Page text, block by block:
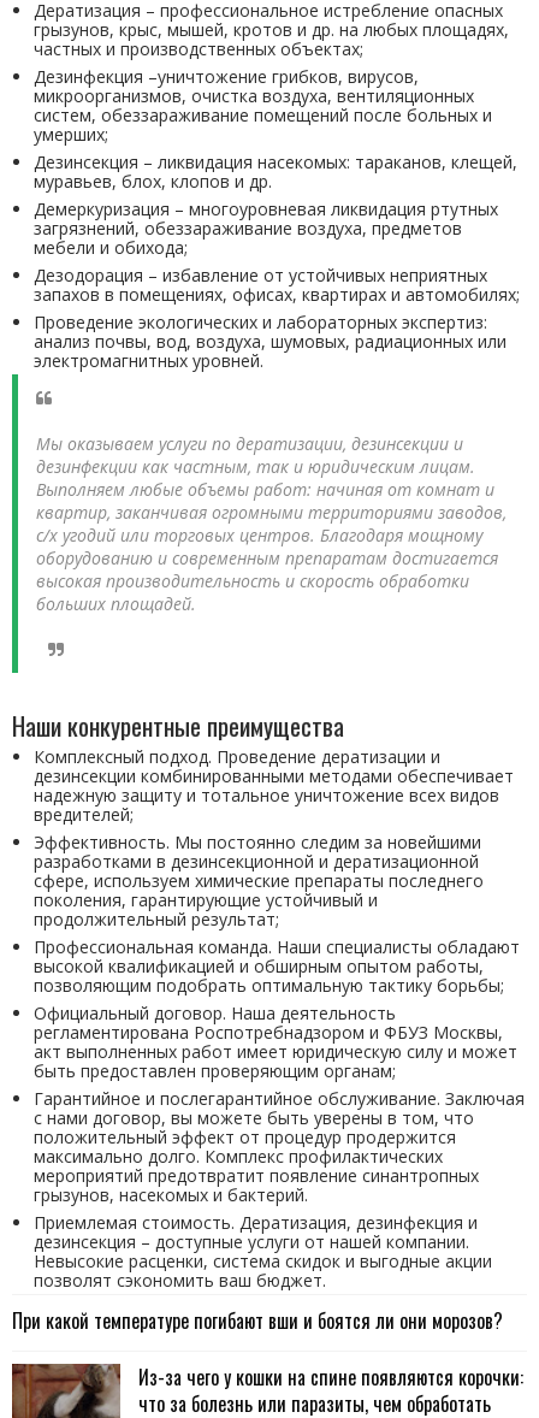
Дератизация – профессиональное истребление опасных
грызунов, крыс, мышей, кротов и др. на любых площадях,
частных и производственных объектах;
Дезинфекция –уничтожение грибков, вирусов,
микроорганизмов, очистка воздуха, вентиляционных
систем, обеззараживание помещений после больных и
умерших;
Дезинсекция – ликвидация насекомых: тараканов, клещей,
муравьев, блох, клопов и др.
Демеркуризация – многоуровневая ликвидация ртутных
загрязнений, обеззараживание воздуха, предметов
мебели и обихода;
Дезодорация – избавление от устойчивых неприятных
запахов в помещениях, офисах, квартирах и автомобилях;
Проведение экологических и лабораторных экспертиз:
анализ почвы, вод, воздуха, шумовых, радиационных или
электромагнитных уровней.
Мы оказываем услуги по дератизации, дезинсекции и
дезинфекции как частным, так и юридическим лицам.
Выполняем любые объемы работ: начиная от комнат и
квартир, заканчивая огромными территориями заводов,
с/х угодий или торговых центров. Благодаря мощному
оборудованию и современным препаратам достигается
высокая производительность и скорость обработки
больших площадей.
Наши конкурентные преимущества
Комплексный подход. Проведение дератизации и
дезинсекции комбинированными методами обеспечивает
надежную защиту и тотальное уничтожение всех видов
вредителей;
Эффективность. Мы постоянно следим за новейшими
разработками в дезинсекционной и дератизационной
сфере, используем химические препараты последнего
поколения, гарантирующие устойчивый и
продолжительный результат;
Профессиональная команда. Наши специалисты обладают
высокой квалификацией и обширным опытом работы,
позволяющим подобрать оптимальную тактику борьбы;
Официальный договор. Наша деятельность
регламентирована Роспотребнадзором и ФБУЗ Москвы,
акт выполненных работ имеет юридическую силу и может
быть предоставлен проверяющим органам;
Гарантийное и послегарантийное обслуживание. Заключая
с нами договор, вы можете быть уверены в том, что
положительный эффект от процедур продержится
максимально долго. Комплекс профилактических
мероприятий предотвратит появление синантропных
грызунов, насекомых и бактерий.
Приемлемая стоимость. Дератизация, дезинфекция и
дезинсекция – доступные услуги от нашей компании.
Невысокие расценки, система скидок и выгодные акции
позволят сэкономить ваш бюджет.
При какой температуре погибают вши и боятся ли они морозов?
Из-за чего у кошки на спине появляются корочки:
что за болезнь или паразиты, чем обработать